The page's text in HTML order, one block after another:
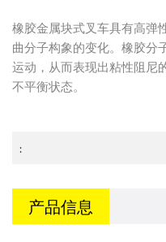
橡胶金属块式叉车具有高弹
曲分子构象的变化。橡胶分
运动，从而表现出粘性阻尼
不平衡状态。
:
产品信息